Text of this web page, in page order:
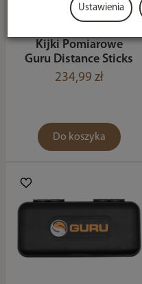
Kijki Pomiarowe
Guru Distance Sticks
234,99 zł
Do koszyka
Ustawienia